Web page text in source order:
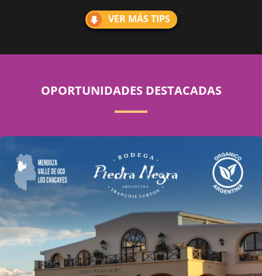
VER MÁS TIPS
OPORTUNIDADES DESTACADAS